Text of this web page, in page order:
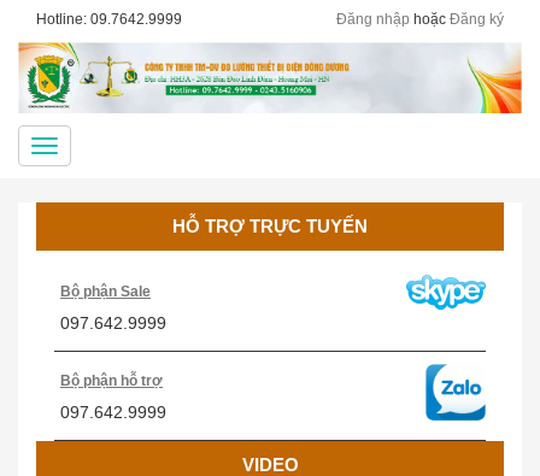
Hotline: 09.7642.9999 Đăng nhập hoặc Đăng ký
Menu
HỖ TRỢ TRỰC TUYẾN
Bộ phận Sale
097.642.9999
Bộ phận hỗ trợ
097.642.9999
VIDEO